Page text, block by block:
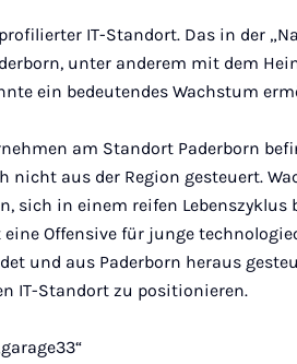
IT-Standort. Das in der
unter anderem mit dem
ein bedeutendes Wachstum
am Standort Paderborn
nicht aus der Region gesteuert.
sich in einem reifen
Offensive für junge
und aus Paderborn heraus
IT-Standort zu positionieren.